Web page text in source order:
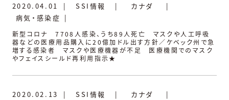
2020.04.01 | SSI情報 | カナダ
|
病気・感染症 |
新型コロナ 7708人感染、うち89人死亡 マスクや人工呼吸
器などの医療用品購入に20億加ドル出す方針／ケベック州で急
増する感染者 マスクや医療機器が不足 医療機関でのマスク
やフェイスシールド再利用指示★
2020.02.13 | SSI情報 | カナダ |